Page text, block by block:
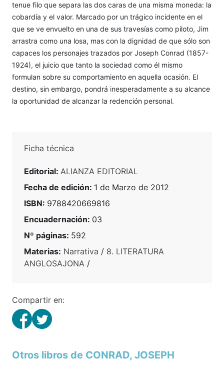
tenue filo que separa las dos caras de una misma moneda: la
cobardía y el valor. Marcado por un trágico incidente en el
que se ve envuelto en una de sus travesías como piloto, Jim
arrastra como una losa, mas con la dignidad de que sólo son
capaces los personajes trazados por Joseph Conrad (1857-
1924), el juicio que tanto la sociedad como él mismo
formulan sobre su comportamiento en aquella ocasión. El
destino, sin embargo, pondrá inesperadamente a su alcance
la oportunidad de alcanzar la redención personal.
Ficha técnica
Editorial: ALIANZA EDITORIAL
Fecha de edición: 1 de Marzo de 2012
ISBN: 9788420669816
Encuadernación: 03
Nº páginas: 592
Materias: Narrativa / 8. LITERATURA
ANGLOSAJONA /
Compartir en:
Otros libros de CONRAD, JOSEPH